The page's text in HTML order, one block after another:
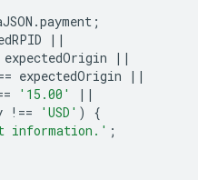
.payment ;
||
expectedOrigin
||
expectedOrigin
||
'15.00'
||
!== 'USD' )
{
information.' ;